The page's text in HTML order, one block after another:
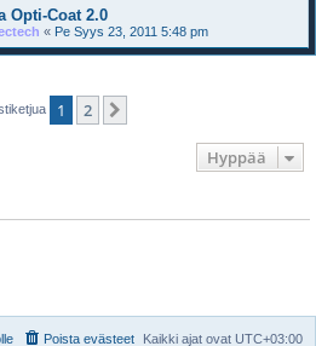
Opti-Coat 2.0
« Pe Syys 23, 2011 5:48 pm
1 2
Hyppää
Kaikki ajat ovat UTC+03:00
Poista evästeet